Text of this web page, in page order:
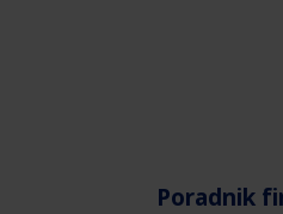
Poradnik